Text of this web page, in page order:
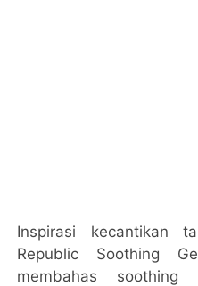
Inspirasi kecantikan
Republic Soothing
membahas